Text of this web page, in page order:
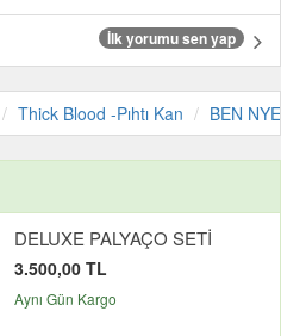
İlk yorumu sen yap
Thick Blood -Pıhtı Kan BEN NYE
DELUXE PALYAÇO SETİ
3.500,00 TL
Aynı Gün Kargo